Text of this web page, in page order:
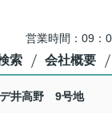
営業時間：09：
索 会社概要
井高野 9号地